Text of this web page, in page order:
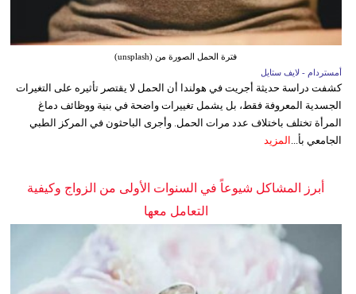
فترة الحمل الصورة من (unsplash)
أمستردام - لايف ستايل
كشفت دراسة حديثة أجريت في هولندا أن الحمل لا يقتصر تأثيره على التغيرات
الجسدية المعروفة فقط، بل يشمل تغييرات واضحة في بنية ووظائف دماغ
المرأة تختلف باختلاف عدد مرات الحمل. وأجرى الباحثون في المركز الطبي
الجامعي بأ... المزيد
أبرز المشاكل شيوعاً في السنوات الأولى من الزواج وكيفية
التعامل معها